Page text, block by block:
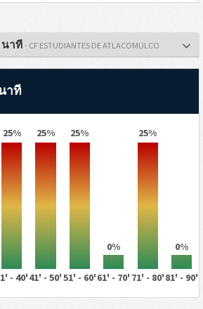
นาที - CF ESTUDIANTES DE ATLACOMULCO
าที
25% 25% 25%
0%
25%
0%
- 40'41' - 50'51' - 60'61' - 70' 71' - 80'81' - 90'